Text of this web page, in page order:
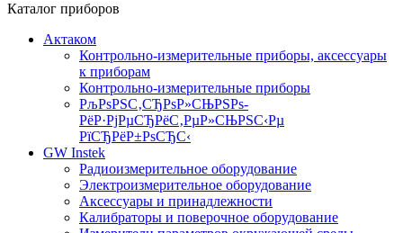
Каталог приборов
Актаком
Контрольно-измерительные приборы, аксессуары
к приборам
Контрольно-измерительные приборы
РљРѕРЅС‚СЂРѕР»СЊРЅРѕ-
РёР·РјРµСЂРёС‚РµР»СЊРЅС‹Рµ
РїСЂРёР±РѕСЂС‹
GW Instek
Радиоизмерительное оборудование
Электроизмерительное оборудование
Аксессуары и принадлежности
Калибраторы и поверочное оборудование